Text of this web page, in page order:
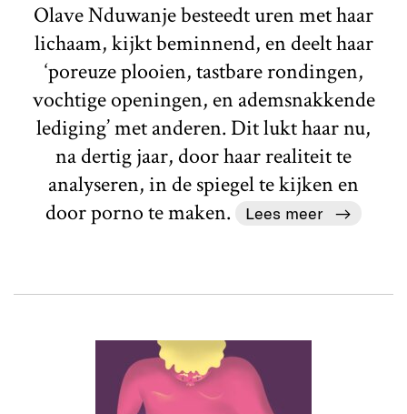
Olave Nduwanje besteedt uren met haar
lichaam, kijkt beminnend, en deelt haar
‘poreuze plooien, tastbare rondingen,
vochtige openingen, en ademsnakkende
lediging’ met anderen. Dit lukt haar nu,
na dertig jaar, door haar realiteit te
analyseren, in de spiegel te kijken en
door porno te maken.
Lees meer